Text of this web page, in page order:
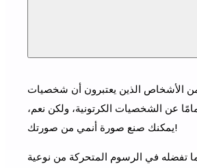
الأشخاص الذين يعتبرون أن شخصيات
عن الشخصيات الكرتونية، ولكن نعم،
يمكنك صنع صورة أنمي من صورتك!
تفضله في الرسوم المتحركة من نوعية